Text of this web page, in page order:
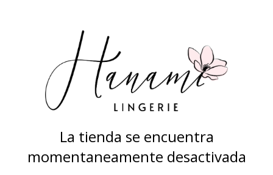
La tienda se encuentra
momentaneamente desactivada